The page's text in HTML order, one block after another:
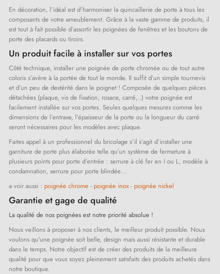
(1 avis)
En décoration, l’idéal est d’harmoniser la quincaillerie de porte à tous les
composants de votre ameublement. Grâce à la vaste gamme de produits, il
est tout à fait possible d’assortir les poignées de fenêtres et les boutons de
porte des placards ou tiroirs.
Un produit facile à installer sur vos portes
Côté technique, installer une poignée de porte chromée ou de tout autre
coloris s’avère à la portée de tout le monde. Il suffit d’un simple tournevis
et d’un peu de dextérité dans le poignet ! Composée de quelques pièces
détachées (plaque, vis de fixation, rosace, carré,..) votre poignée est
facilement installée sur vos portes. Seules quelques mesures comme les
dimensions de l’entraxe, l’épaisseur de la porte ou la longueur du carré
seront nécessaires pour les modèles avec plaque.
Faites appel à un professionnel du bricolage s’il s’agit d’installer une
garniture de porte plus élaborée telle qu’un système de fermeture à
plusieurs points pour porte d’entrée : serrure à clé fer en I ou L, modèle à
condamnation, serrure pour porte blindée…
a voir aussi : poignée chrome - poignée inox- poignée nickel
Garantie et gage de qualité
La qualité de nos poignées est notre priorité absolue !
Nous veillons à proposer à nos clients, le meilleur produit possible. Nous
voulons qu'une poignée soit belle, design mais aussi résistante et durable
dans le temps. Notre objectif est de créer des produits de la meilleure
qualité pour que vous soyez pleinement satisfaits des produits achetés dans
notre boutique.